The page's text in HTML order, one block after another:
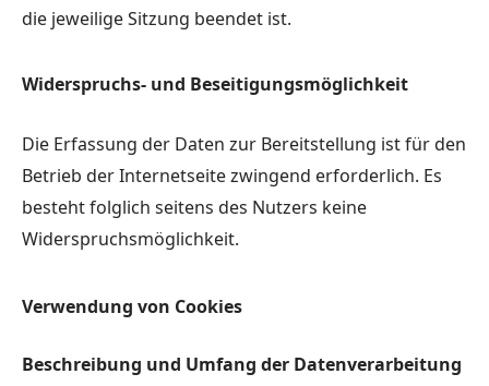
die jeweilige Sitzung beendet ist.
Widerspruchs- und Beseitigungsmöglichkeit
Die Erfassung der Daten zur Bereitstellung ist für den
Betrieb der Internetseite zwingend erforderlich. Es
besteht folglich seitens des Nutzers keine
Widerspruchsmöglichkeit.
Verwendung von Cookies
Beschreibung und Umfang der Datenverarbeitung